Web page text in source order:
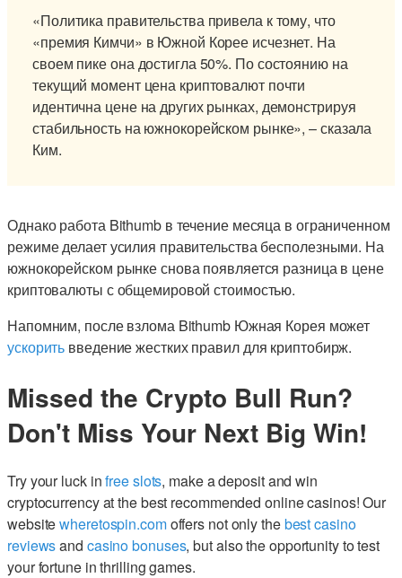
«Политика правительства привела к тому, что
«премия Кимчи» в Южной Корее исчезнет. На
своем пике она достигла 50%. По состоянию на
текущий момент цена криптовалют почти
идентична цене на других рынках, демонстрируя
стабильность на южнокорейском рынке», – сказала
Ким.
Однако работа Bithumb в течение месяца в ограниченном
режиме делает усилия правительства бесполезными. На
южнокорейском рынке снова появляется разница в цене
криптовалюты с общемировой стоимостью.
Напомним, после взлома Bithumb Южная Корея может
ускорить введение жестких правил для криптобирж.
Missed the Crypto Bull Run?
Don't Miss Your Next Big Win!
Try your luck infree slots, make a deposit and win
cryptocurrency at the best recommended online casinos! Our
websitewheretospin.comoffers not only thebest casino
reviewsand casino bonuses, but also the opportunity to test
your fortune in thrilling games.